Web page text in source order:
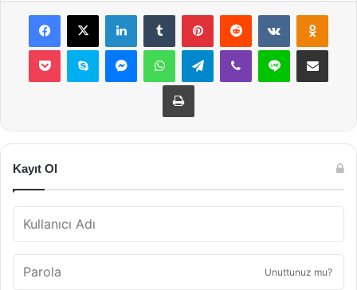
Facebook
X LinkedInTumblr PinterestReddit VKontakte
Pocket Skype MessengerWhatsAppTelegramViber Line E-Posta ile
Yazdır
Kayıt Ol
Unuttunuz mu?